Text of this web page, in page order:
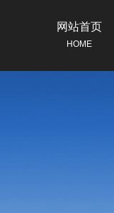
网站首页
HOME